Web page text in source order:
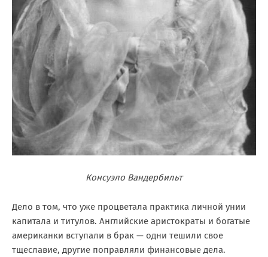
Консуэло Вандербильт
Дело в том, что уже процветала практика личной унии
капитала и титулов. Английские аристократы и богатые
американки вступали в брак — одни тешили свое
тщеславие, другие поправляли финансовые дела.